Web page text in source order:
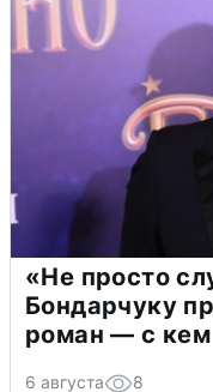
«Не просто
Бондарчуку
роман — с кем
6 августа 8